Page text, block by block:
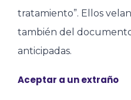
tratamiento”. Ellos
también del
anticipadas.
Aceptar a un extraño